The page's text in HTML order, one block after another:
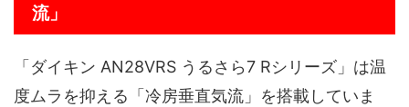
流」
「ダイキン AN28VRS うるさら7 Rシリーズ」は温
度ムラを抑える「冷房垂直気流」を搭載していま